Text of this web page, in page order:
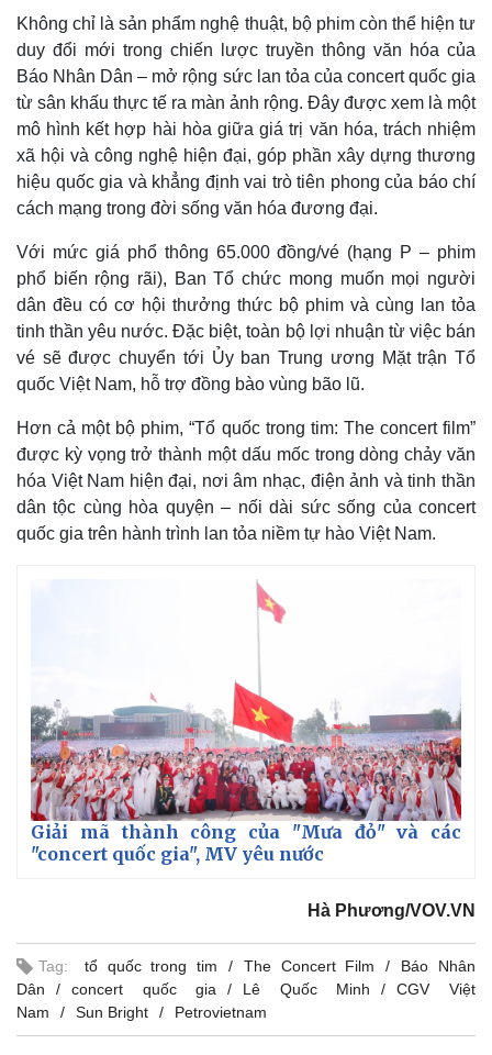
Kinh tế
Bất động sản
Khởi nghiệp
Thị trường
Giá vàng
Tiêu dùng
Tỷ giá
Không chỉ là sản phẩm nghệ thuật, bộ phim còn thể hiện tư
duy đổi mới trong chiến lược truyền thông văn hóa của
Báo Nhân Dân – mở rộng sức lan tỏa của concert quốc gia
từ sân khấu thực tế ra màn ảnh rộng. Đây được xem là một
mô hình kết hợp hài hòa giữa giá trị văn hóa, trách nhiệm
xã hội và công nghệ hiện đại, góp phần xây dựng thương
hiệu quốc gia và khẳng định vai trò tiên phong của báo chí
cách mạng trong đời sống văn hóa đương đại.
Với mức giá phổ thông 65.000 đồng/vé (hạng P – phim
phổ biến rộng rãi), Ban Tổ chức mong muốn mọi người
dân đều có cơ hội thưởng thức bộ phim và cùng lan tỏa
tinh thần yêu nước. Đặc biệt, toàn bộ lợi nhuận từ việc bán
vé sẽ được chuyển tới Ủy ban Trung ương Mặt trận Tổ
quốc Việt Nam, hỗ trợ đồng bào vùng bão lũ.
Hơn cả một bộ phim, “Tổ quốc trong tim: The concert film”
được kỳ vọng trở thành một dấu mốc trong dòng chảy văn
hóa Việt Nam hiện đại, nơi âm nhạc, điện ảnh và tinh thần
dân tộc cùng hòa quyện – nối dài sức sống của concert
quốc gia trên hành trình lan tỏa niềm tự hào Việt Nam.
Giải mã thành công của "Mưa đỏ" và các
"concert quốc gia", MV yêu nước
Hà Phương/VOV.VN
Tag: tổ quốc trong tim The Concert Film
Báo Nhân
Dân
concert quốc gia Lê Quốc Minh
CGV Việt
Nam
Sun Bright Petrovietnam